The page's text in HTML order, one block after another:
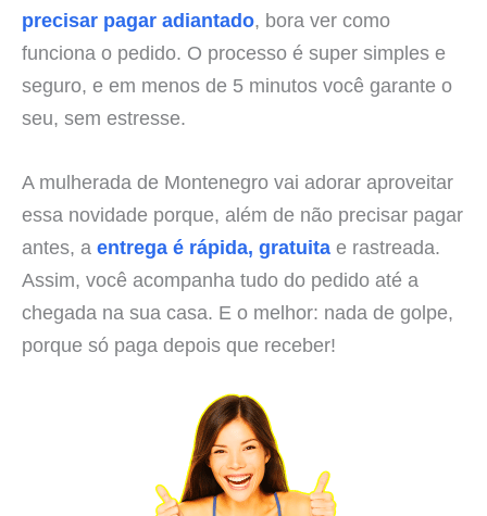
precisar pagar adiantado, bora ver como
funciona o pedido. O processo é super simples e
seguro, e em menos de 5 minutos você garante o
seu, sem estresse.
A mulherada de Montenegro vai adorar aproveitar
essa novidade porque, além de não precisar pagar
antes, a entrega é rápida, gratuita e rastreada.
Assim, você acompanha tudo do pedido até a
chegada na sua casa. E o melhor: nada de golpe,
porque só paga depois que receber!